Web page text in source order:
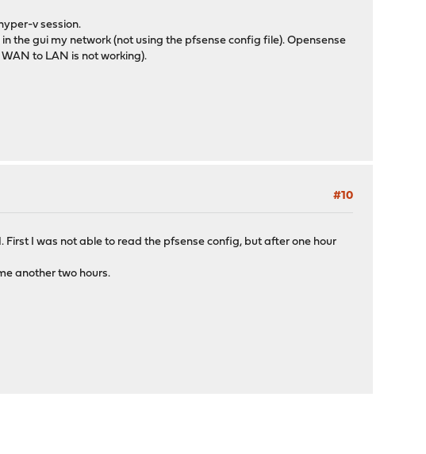
v session.
the gui my network (not using the pfsense config file). Opensense
to LAN is not working).
#10
First I was not able to read the pfsense config, but after one hour
another two hours.